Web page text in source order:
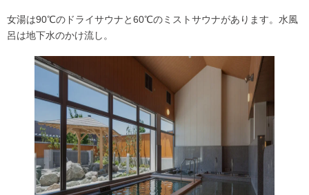
女湯は90℃のドライサウナと60℃のミストサウナがあります。水風
呂は地下水のかけ流し。